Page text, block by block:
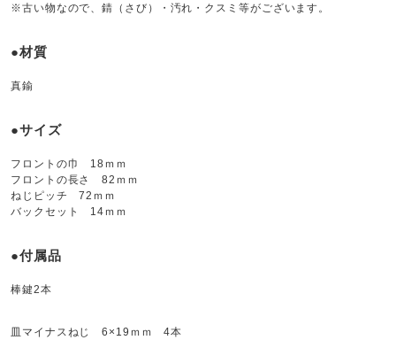
※古い物なので、錆（さび）・汚れ・クスミ等がございます。
●材質
真鍮
●サイズ
フロントの巾 18ｍｍ
フロントの長さ 82ｍｍ
ねじピッチ 72ｍｍ
バックセット 14ｍｍ
●付属品
棒鍵2本
皿マイナスねじ 6×19ｍｍ 4本